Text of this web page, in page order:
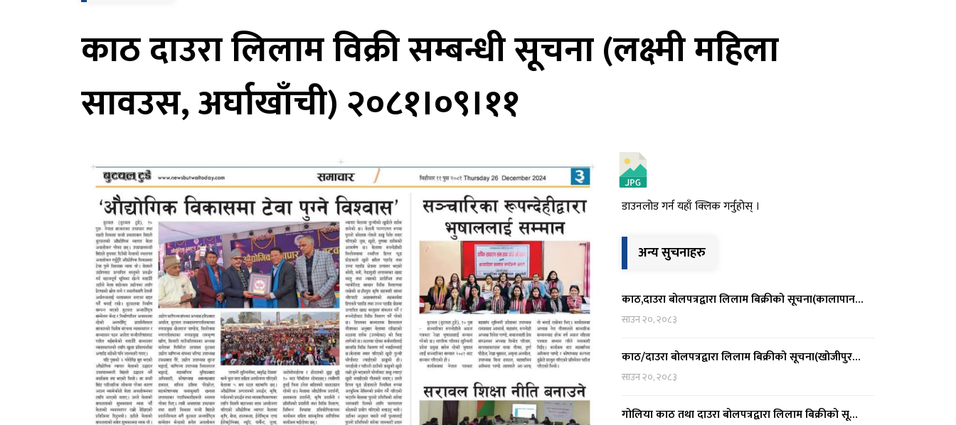
काठ दाउरा लिलाम विक्री सम्बन्धी सूचना (लक्ष्मी महिला
सावउस, अर्घाखाँची) २०८१।०९।११
डाउनलोड गर्न यहाँ क्लिक गर्नुहोस् ।
अन्य सुचनाहरु
काठ,दाउरा बोलपत्रद्वारा लिलाम बिक्रीको सूचना(कालापान…
साउन २०, २०८३
काठ/दाउरा बोलपत्रद्वारा लिलाम बिक्रीको सूचना(खोजीपुर…
साउन २०, २०८३
गोलिया काठ तथा दाउरा बोलपत्रद्वारा लिलाम बिक्रीको सू…